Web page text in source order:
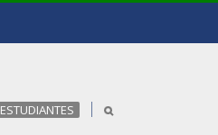
ESTUDIANTES